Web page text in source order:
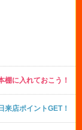
棚に入れておこう！
来店ポイントGET！